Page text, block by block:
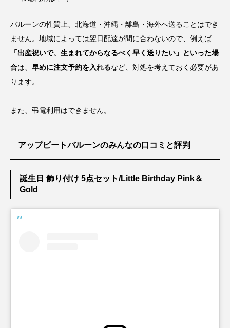
バルーンの性質上、 北海道・沖縄・離島・海外へ送ることはでき
ません。地域によっては翌日配達が間に合わないので、例えば
「出産祝いで、生まれてからなるべく早く送りたい」といった場
合は、 早めに注文予約を入れるなど、対処を考えておく必要があ
ります。
また、弔電利用はできません。
アップビートバルーンのみんなの口コミと評判
誕生日 飾り付け 5点セット/Little Birthday Pink＆
Gold